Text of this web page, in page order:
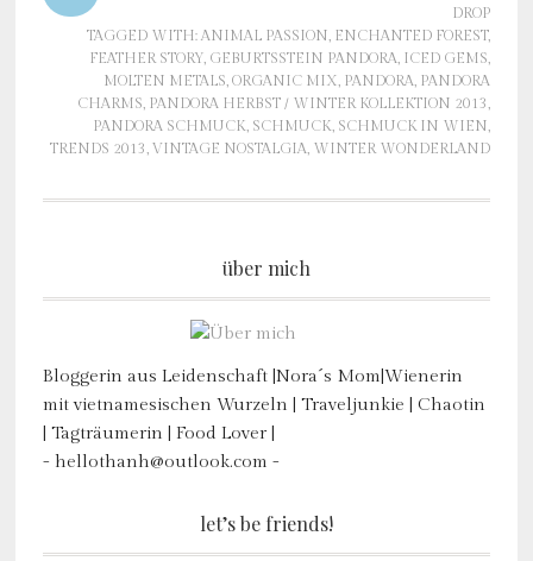
DROP
TAGGED WITH:ANIMAL PASSION, ENCHANTED FOREST,
FEATHER STORY, GEBURTSSTEIN PANDORA, ICED GEMS,
MOLTEN METALS,ORGANIC MIX, PANDORA, PANDORA
CHARMS, PANDORA HERBST / WINTER KOLLEKTION 2013,
PANDORA SCHMUCK, SCHMUCK, SCHMUCK IN WIEN,
TRENDS 2013,VINTAGE NOSTALGIA, WINTER WONDERLAND
über mich
Bloggerin aus Leidenschaft |Nora´s Mom|Wienerin
mit vietnamesischen Wurzeln | Traveljunkie | Chaotin
| Tagträumerin | Food Lover |
- hellothanh@outlook.com -
let’s be friends!